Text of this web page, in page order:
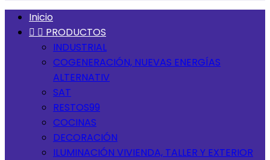
Inicio
  PRODUCTOS
INDUSTRIAL
COGENERACIÓN, NUEVAS ENERGÍAS
ALTERNATIV
SAT
RESTOS99
COCINAS
DECORACIÓN
ILUMINACIÓN VIVIENDA, TALLER Y EXTERIOR